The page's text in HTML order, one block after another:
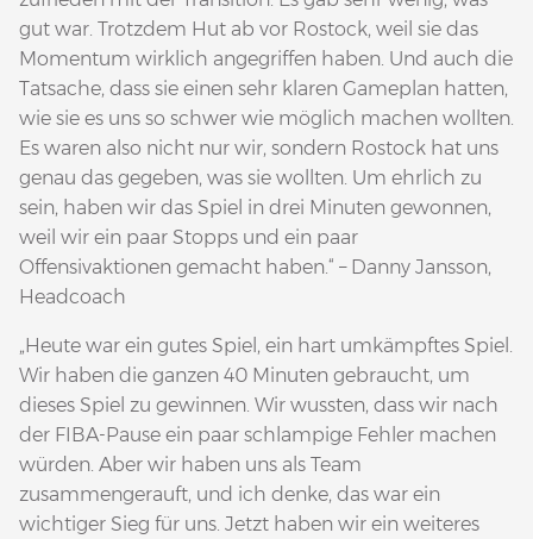
gut war. Trotzdem Hut ab vor Rostock, weil sie das
Momentum wirklich angegriffen haben. Und auch die
Tatsache, dass sie einen sehr klaren Gameplan hatten,
wie sie es uns so schwer wie möglich machen wollten.
Es waren also nicht nur wir, sondern Rostock hat uns
genau das gegeben, was sie wollten. Um ehrlich zu
sein, haben wir das Spiel in drei Minuten gewonnen,
weil wir ein paar Stopps und ein paar
Offensivaktionen gemacht haben.“ – Danny Jansson,
Headcoach
„Heute war ein gutes Spiel, ein hart umkämpftes Spiel.
Wir haben die ganzen 40 Minuten gebraucht, um
dieses Spiel zu gewinnen. Wir wussten, dass wir nach
der FIBA-Pause ein paar schlampige Fehler machen
würden. Aber wir haben uns als Team
zusammengerauft, und ich denke, das war ein
wichtiger Sieg für uns. Jetzt haben wir ein weiteres